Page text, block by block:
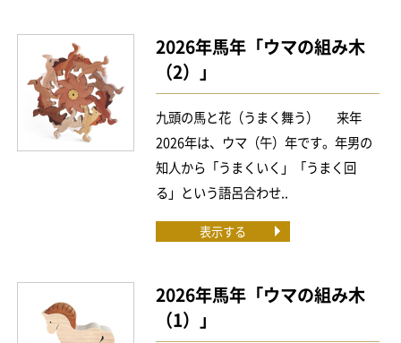
2026年馬年「ウマの組み木
（2）」
九頭の馬と花（うまく舞う） 来年
2026年は、ウマ（午）年です。年男の
知人から「うまくいく」「うまく回
る」という語呂合わせ..
表示する
2026年馬年「ウマの組み木
（1）」